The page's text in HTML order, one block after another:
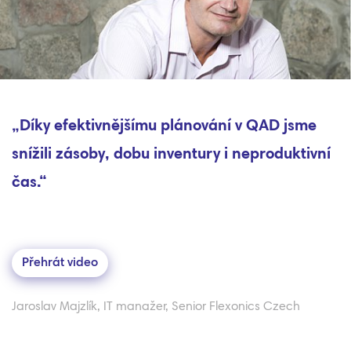
„Díky efektivnějšímu plánování v QAD jsme
snížili zásoby, dobu inventury i neproduktivní
čas.“
Přehrát video
Jaroslav Majzlík, IT manažer, Senior Flexonics Czech